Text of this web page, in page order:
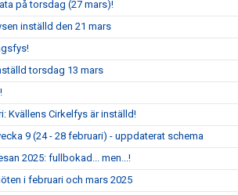
på torsdag (27 mars)!
inställd den 21 mars
torsdag 13 mars
Kvällens Cirkelfys är inställd!
9 (24 - 28 februari) - uppdaterat schema
2025: fullbokad... men...!
i februari och mars 2025